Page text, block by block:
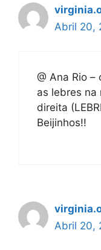
Abril 20,
@ Ana Rio
as lebres na
direita
Beijinhos!!
Abril 20,